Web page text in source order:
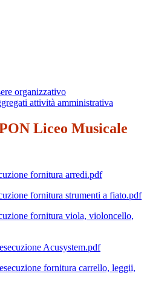
organizzativo
attività amministrativa
Liceo Musicale
fornitura arredi.pdf
fornitura strumenti a fiato.pdf
fornitura viola, violoncello,
Acusystem.pdf
fornitura carrello, leggii,